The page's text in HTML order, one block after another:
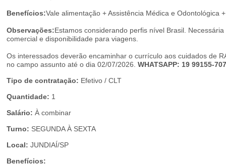
Benefícios:Vale alimentação + Assistência Médica e Odontológica
Observações:Estamos considerando perfis nível Brasil.
comercial e disponibilidade para viagens.
Os interessados deverão encaminhar o currículo aos cuidados de
no campo assunto até o dia 02/07/2026. WHATSAPP: 19 99155-
Tipo de contratação: Efetivo / CLT
Quantidade: 1
Salário: À combinar
Turno: SEGUNDA À SEXTA
Local: JUNDIAÍ/SP
Benefícios: